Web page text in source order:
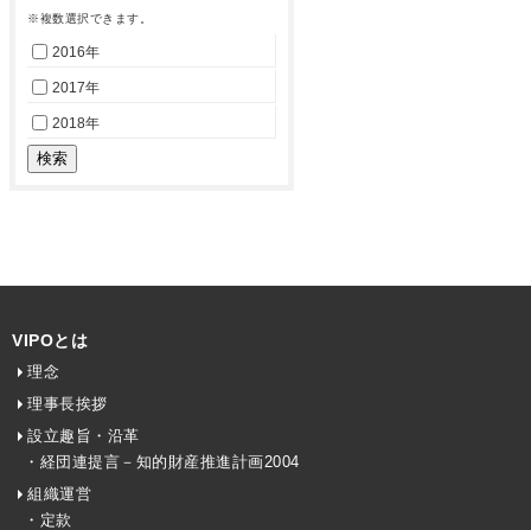
※複数選択できます。
2016年
2017年
2018年
VIPOとは
理念
理事長挨拶
設立趣旨・沿革
・経団連提言－知的財産推進計画2004
組織運営
・定款